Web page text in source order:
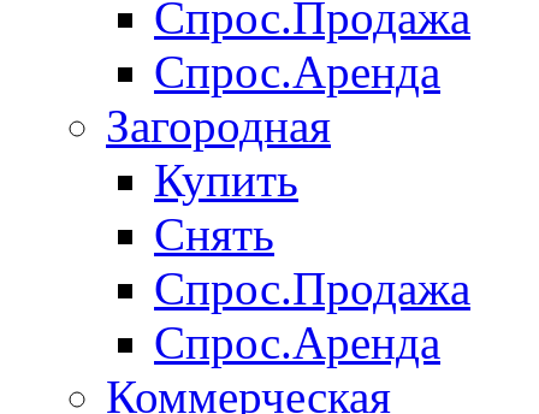
Спрос.Продажа
Спрос.Аренда
Загородная
Купить
Снять
Спрос.Продажа
Спрос.Аренда
Коммерческая